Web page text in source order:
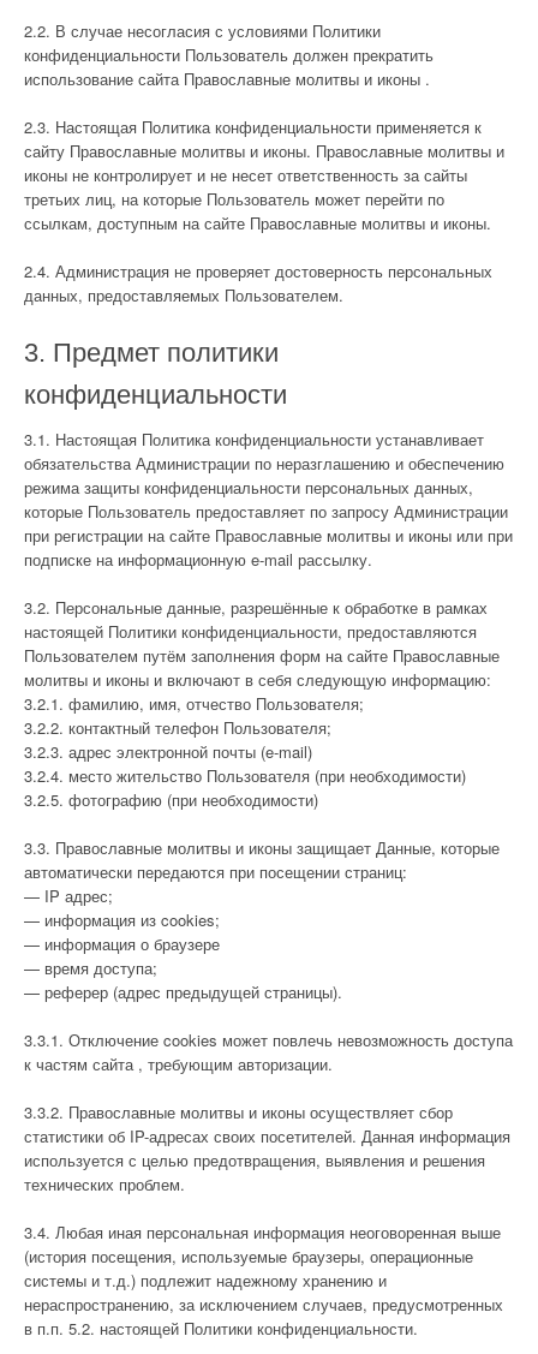
2.2. В случае несогласия с условиями Политики
конфиденциальности Пользователь должен прекратить
использование сайта Православные молитвы и иконы .
2.3. Настоящая Политика конфиденциальности применяется к
сайту Православные молитвы и иконы. Православные молитвы и
иконы не контролирует и не несет ответственность за сайты
третьих лиц, на которые Пользователь может перейти по
ссылкам, доступным на сайте Православные молитвы и иконы.
2.4. Администрация не проверяет достоверность персональных
данных, предоставляемых Пользователем.
3. Предмет политики
конфиденциальности
3.1. Настоящая Политика конфиденциальности устанавливает
обязательства Администрации по неразглашению и обеспечению
режима защиты конфиденциальности персональных данных,
которые Пользователь предоставляет по запросу Администрации
при регистрации на сайте Православные молитвы и иконы или при
подписке на информационную e-mail рассылку.
3.2. Персональные данные, разрешённые к обработке в рамках
настоящей Политики конфиденциальности, предоставляются
Пользователем путём заполнения форм на сайте Православные
молитвы и иконы и включают в себя следующую информацию:
3.2.1. фамилию, имя, отчество Пользователя;
3.2.2. контактный телефон Пользователя;
3.2.3. адрес электронной почты (e-mail)
3.2.4. место жительство Пользователя (при необходимости)
3.2.5. фотографию (при необходимости)
3.3. Православные молитвы и иконы защищает Данные, которые
автоматически передаются при посещении страниц:
— IP адрес;
— информация из cookies;
— информация о браузере
— время доступа;
— реферер (адрес предыдущей страницы).
3.3.1. Отключение cookies может повлечь невозможность доступа
к частям сайта , требующим авторизации.
3.3.2. Православные молитвы и иконы осуществляет сбор
статистики об IP-адресах своих посетителей. Данная информация
используется с целью предотвращения, выявления и решения
технических проблем.
3.4. Любая иная персональная информация неоговоренная выше
(история посещения, используемые браузеры, операционные
системы и т.д.) подлежит надежному хранению и
нераспространению, за исключением случаев, предусмотренных
в п.п. 5.2. настоящей Политики конфиденциальности.